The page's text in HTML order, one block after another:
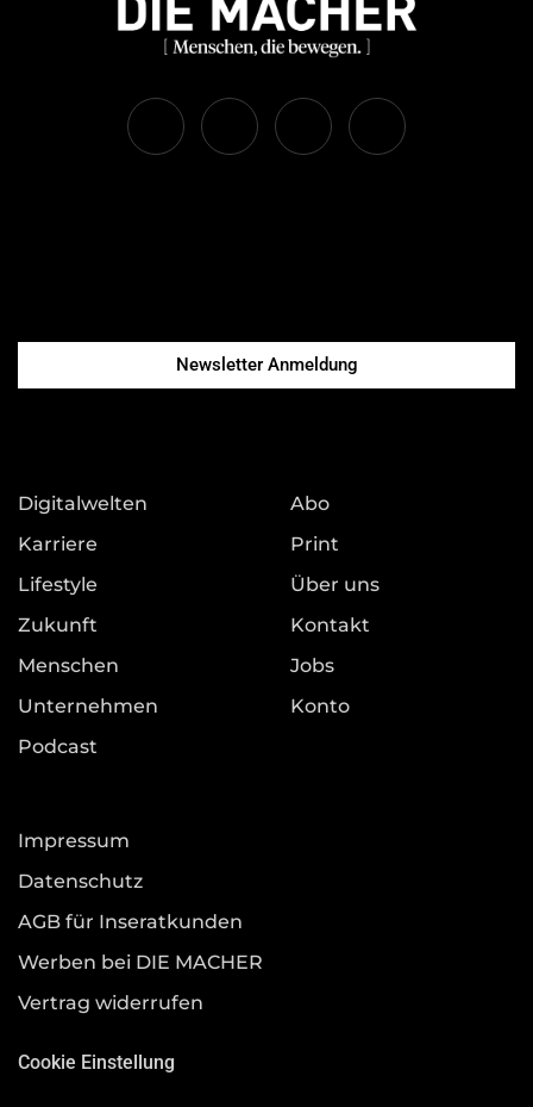
Newsletter Anmeldung
Digitalwelten
Karriere
Lifestyle
Zukunft
Menschen
Unternehmen
Podcast
Abo
Print
Über uns
Kontakt
Jobs
Konto
Impressum
Datenschutz
AGB für Inseratkunden
Werben bei DIE MACHER
Vertrag widerrufen
Cookie Einstellung